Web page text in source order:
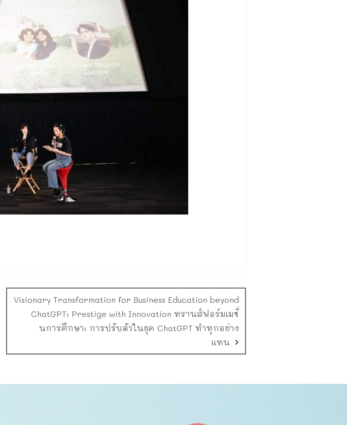
Visionary Transformation for Business Education beyond
ChatGPT: Prestige with Innovation ทรานส์ฟอร์มเมชั่
นการศึกษา: การปรับตัวในยุค ChatGPT ทำทุกอย่าง
แทน